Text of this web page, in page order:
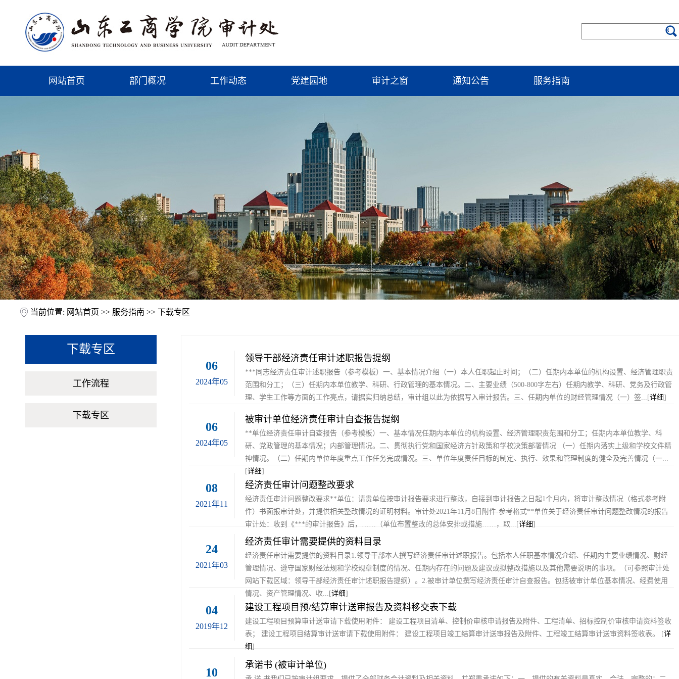
网站首页 部门概况 工作动态 党建园地 审计之窗 通知公告 服务指南
当前位置: 网站首页 >> 服务指南 >> 下载专区
下载专区
工作流程
下载专区
06
2024年05
领导干部经济责任审计述职报告提纲
***同志经济责任审计述职报告（参考模板）一、基本情况介绍（一）本人任职起止时间；（二）任期内本单位的机构设置、经济管理职责
范围和分工；（三）任期内本单位教学、科研、行政管理的基本情况。二、主要业绩（500-800字左右）任期内教学、科研、党务及行政管
理、学生工作等方面的工作亮点，请据实归纳总结，审计组以此为依据写入审计报告。三、任期内单位的财经管理情况（一）签...[详细]
06
2024年05
被审计单位经济责任审计自查报告提纲
**单位经济责任审计自查报告（参考模板）一、基本情况任期内本单位的机构设置、经济管理职责范围和分工；任期内本单位教学、科
研、党政管理的基本情况；内部管理情况。二、贯彻执行党和国家经济方针政策和学校决策部署情况 （一）任期内落实上级和学校文件精
神情况。（二）任期内单位年度重点工作任务完成情况。三、单位年度责任目标的制定、执行、效果和管理制度的健全及完善情况（一...
[详细]
08
2021年11
经济责任审计问题整改要求
经济责任审计问题整改要求**单位：请贵单位按审计报告要求进行整改，自接到审计报告之日起1个月内，将审计整改情况（格式参考附
件）书面报审计处，并提供相关整改情况的证明材料。审计处2021年11月8日附件-参考格式**单位关于经济责任审计问题整改情况的报告
审计处：收到《***的审计报告》后，……（单位布置整改的总体安排或措施……，取...[详细]
24
2021年03
经济责任审计需要提供的资料目录
经济责任审计需要提供的资料目录1.领导干部本人撰写经济责任审计述职报告。包括本人任职基本情况介绍、任期内主要业绩情况、财经
管理情况、遵守国家财经法规和学校规章制度的情况、任期内存在的问题及建议或拟整改措施以及其他需要说明的事项。（可参照审计处
网站下载区域：领导干部经济责任审计述职报告提纲）。2.被审计单位撰写经济责任审计自查报告。包括被审计单位基本情况、经费使用
情况、资产管理情况、收...[详细]
04
2019年12
建设工程项目预/结算审计送审报告及资料移交表下载
建设工程项目预算审计送审请下载使用附件： 建设工程项目清单、控制价审核申请报告及附件、工程清单、招标控制价审核申请资料签收
表； 建设工程项目结算审计送审请下载使用附件： 建设工程项目竣工结算审计送审报告及附件、工程竣工结算审计送审资料签收表。 [详
细]
10
承诺书 (被审计单位)